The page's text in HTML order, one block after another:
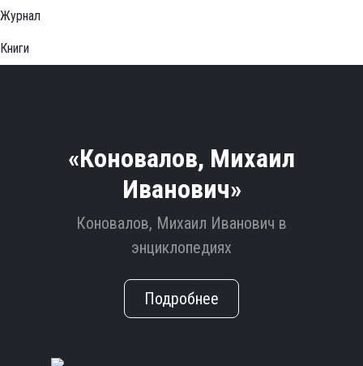
Журнал
Книги
«Коновалов, Михаил
Иванович»
Коновалов, Михаил Иванович в
энциклопедиях
Подробнее